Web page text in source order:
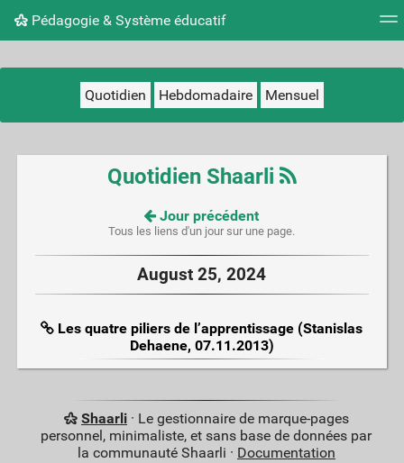
Pédagogie & Système éducatif
Quotidien Hebdomadaire Mensuel
Quotidien Shaarli
Jour précédent
Tous les liens d'un jour sur une page.
August 25, 2024
Les quatre piliers de l’apprentissage (Stanislas
Dehaene, 07.11.2013)
Shaarli· Le gestionnaire de marque-pages
personnel, minimaliste, et sans base de données par
la communauté Shaarli · Documentation